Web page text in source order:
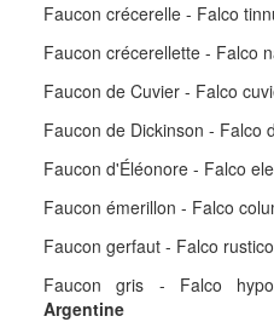
Faucon crécerelle - Falco
Faucon crécerellette - Falco
Faucon de Cuvier - Falco
Faucon de Dickinson - Falco
Faucon d'Éléonore - Falco
Faucon émerillon - Falco
Faucon gerfaut - Falco
Faucon gris - Falco
Argentine